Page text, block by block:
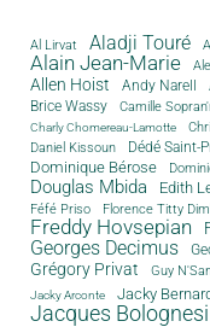
Al Lirvat Aladji Touré
Alain Jean-Marie
Allen Hoist Andy Narell
Brice Wassy Camille
Charly Chomereau-Lamotte
Daniel Kissoun Dédé Saint-
Dominique Bérose
Douglas Mbida Edith
Féfé Priso Florence Titty
Freddy Hovsepian
Georges Decimus
Grégory Privat Guy
Jacky Arconte
Jacky
Jacques Bolognesi